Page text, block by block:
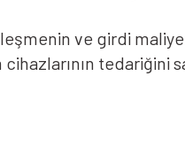
ve girdi
tedariğini